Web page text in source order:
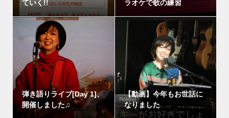
ていく!! ラオケで歌の練習
弾き語りライブ[Day 1]、
開催しました♫
【動画】今年もお世話に
なりました